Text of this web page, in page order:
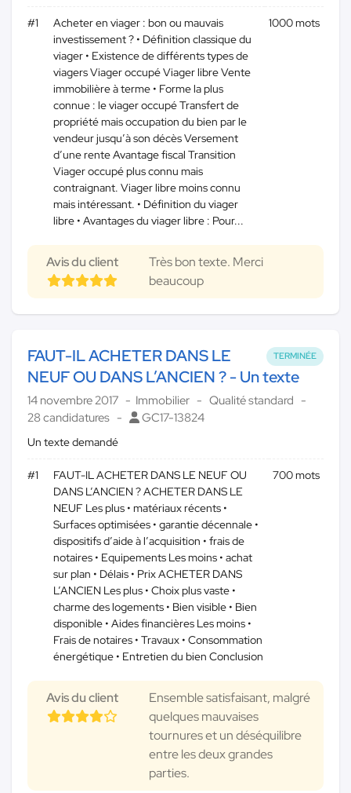
#1
Acheter en viager : bon ou mauvais
investissement ? • Définition classique du
viager • Existence de différents types de
viagers Viager occupé Viager libre Vente
immobilière à terme • Forme la plus
connue : le viager occupé Transfert de
propriété mais occupation du bien par le
vendeur jusqu’à son décès Versement
d’une rente Avantage fiscal Transition
Viager occupé plus connu mais
contraignant. Viager libre moins connu
mais intéressant. • Définition du viager
libre • Avantages du viager libre : Pour...
1000 mots
Avis du client
Très bon texte. Merci
beaucoup
TERMINÉE
FAUT-IL ACHETER DANS LE
NEUF OU DANS L’ANCIEN ? - Un texte
14 novembre 2017 Immobilier
Qualité standard
28 candidatures
GC17-13824
Un texte demandé
#1
FAUT-IL ACHETER DANS LE NEUF OU
DANS L’ANCIEN ? ACHETER DANS LE
NEUF Les plus • matériaux récents •
Surfaces optimisées • garantie décennale •
dispositifs d’aide à l’acquisition • frais de
notaires • Equipements Les moins • achat
sur plan • Délais • Prix ACHETER DANS
L’ANCIEN Les plus • Choix plus vaste •
charme des logements • Bien visible • Bien
disponible • Aides financières Les moins •
Frais de notaires • Travaux • Consommation
énergétique • Entretien du bien Conclusion
700 mots
Avis du client
Ensemble satisfaisant, malgré
quelques mauvaises
tournures et un déséquilibre
entre les deux grandes
parties.